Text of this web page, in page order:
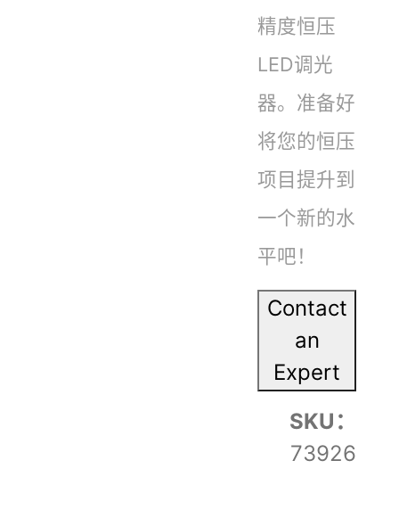
精度恒压
LED调光
器。准备好
将您的恒压
项目提升到
一个新的水
平吧！
Contact
an
Expert
SKU：
73926